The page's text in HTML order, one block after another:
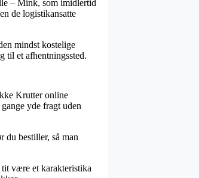
– Mink, som imidlertid
de logistikansatte
mindst kostelige
til et afhentningssted.
Krutter online
yde fragt uden
bestiller, så man
være et karakteristika